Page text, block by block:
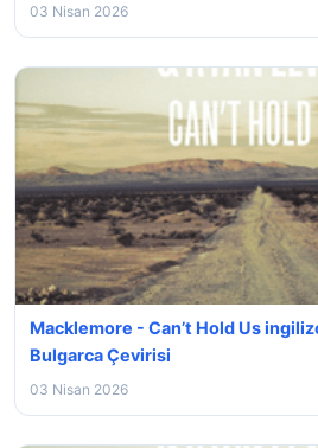
03 Nisan 2026
Macklemore - Can’t Hold Us
Bulgarca Çevirisi
03 Nisan 2026